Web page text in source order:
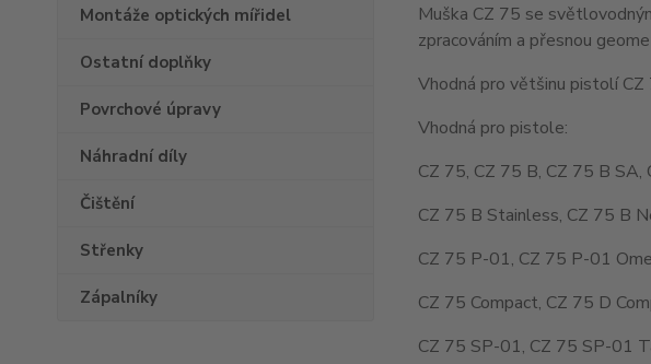
Montáže optických mířidel
Ostatní doplňky
Povrchové úpravy
Náhradní díly
Čištění
Střenky
Zápalníky
Muška CZ 75 se
zpracováním a přesnou
Vhodná pro většinu pistolí CZ
Vhodná pro pistole:
CZ 75, CZ 75 B, CZ 75 B
CZ 75 B Stainless, CZ 75 B
CZ 75 P-01, CZ 75 P-01
CZ 75 Compact, CZ 75 D
CZ 75 SP-01, CZ 75 SP-01